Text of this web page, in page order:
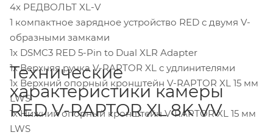
4x РЕДВОЛЬТ XL-V
1 компактное зарядное устройство RED с двумя V-
образными замками
1x DSMC3 RED 5-Pin to Dual XLR Adapter
1x Верхняя ручка V-RAPTOR XL с удлинителями
1x Верхний опорный кронштейн V-RAPTOR XL 15 мм
LWS
1x Нижний опорный кронштейн V-RAPTOR XL 15 мм
LWS
Технические
характеристики камеры
RED V-RAPTOR XL 8K VV